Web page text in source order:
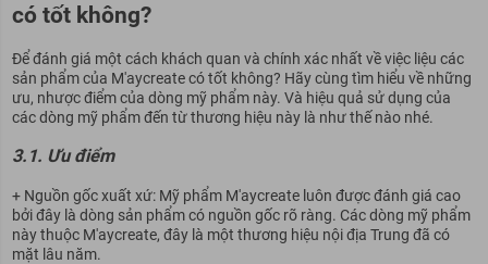
có tốt không?
Để đánh giá một cách khách quan và chính xác nhất về việc liệu các
sản phẩm của M'aycreate có tốt không? Hãy cùng tìm hiểu về những
ưu, nhược điểm của dòng mỹ phẩm này. Và hiệu quả sử dụng của
các dòng mỹ phẩm đến từ thương hiệu này là như thế nào nhé.
3.1. Ưu điểm
+ Nguồn gốc xuất xứ: Mỹ phẩm M'aycreate luôn được đánh giá cao
bởi đây là dòng sản phẩm có nguồn gốc rõ ràng. Các dòng mỹ phẩm
này thuộc M'aycreate, đây là một thương hiệu nội địa Trung đã có
mặt lâu năm.